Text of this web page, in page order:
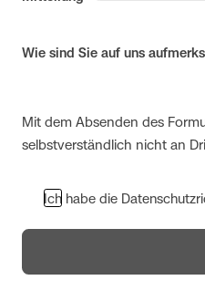
Wie sind Sie auf uns
Mit dem Absenden des
selbstverständlich nicht an
Ich habe die